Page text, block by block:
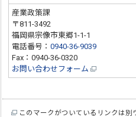
産業政策課
〒811-3492
福岡県宗像市東郷1-1-1
電話番号：0940-36-9039
Fax：0940-36-0320
お問い合わせフォーム
このマークがついているリンクは別